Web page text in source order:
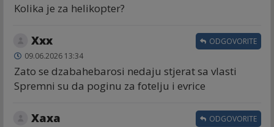
Kolika je za helikopter?
Xxx
09.06.2026 13:34
Zato se dzabahebarosi nedaju stjerat sa vlasti
Spremni su da poginu za fotelju i evrice
ODGOVORITE
Хаха ODGOVORITE